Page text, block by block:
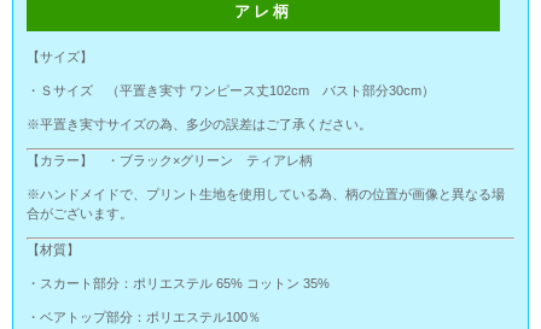
アレ柄
【サイズ】
・Ｓサイズ （平置き実寸 ワンピース丈102cm バスト部分30cm）
※平置き実寸サイズの為、多少の誤差はご了承ください。
【カラー】 ・ブラック×グリーン ティアレ柄
※ハンドメイドで、プリント生地を使用している為、柄の位置が画像と異なる場
合がございます。
【材質】
・スカート部分：ポリエステル 65% コットン 35%
・ベアトップ部分：ポリエステル100％